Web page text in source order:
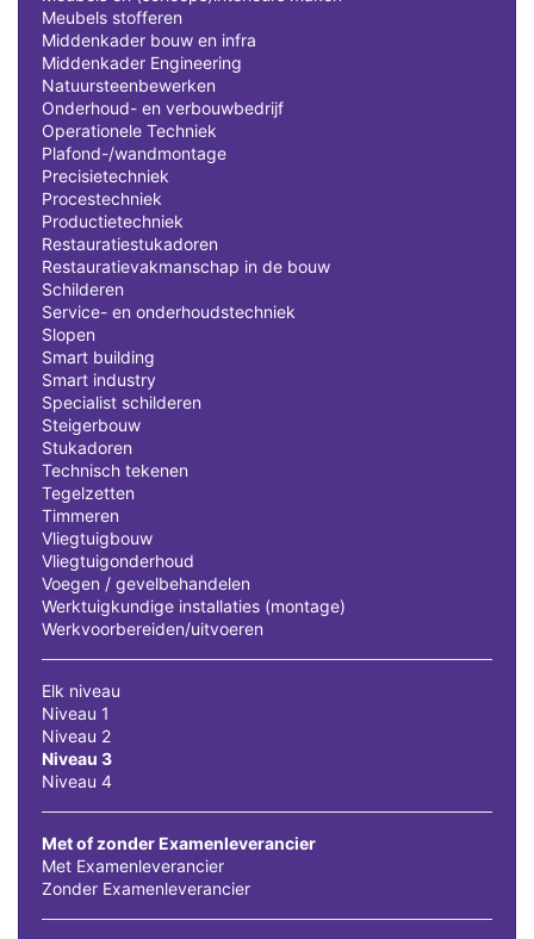
Meubels stofferen
Middenkader bouw en infra
Middenkader Engineering
Natuursteenbewerken
Onderhoud- en verbouwbedrijf
Operationele Techniek
Plafond-/wandmontage
Precisietechniek
Procestechniek
Productietechniek
Restauratiestukadoren
Restauratievakmanschap in de bouw
Schilderen
Service- en onderhoudstechniek
Slopen
Smart building
Smart industry
Specialist schilderen
Steigerbouw
Stukadoren
Technisch tekenen
Tegelzetten
Timmeren
Vliegtuigbouw
Vliegtuigonderhoud
Voegen / gevelbehandelen
Werktuigkundige installaties (montage)
Werkvoorbereiden/uitvoeren
Elk niveau
Niveau 1
Niveau 2
Niveau 3
Niveau 4
Met of zonder Examenleverancier
Met Examenleverancier
Zonder Examenleverancier